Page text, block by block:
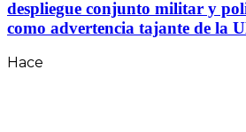
despliegue conjunto militar y
como advertencia tajante de la
Hace